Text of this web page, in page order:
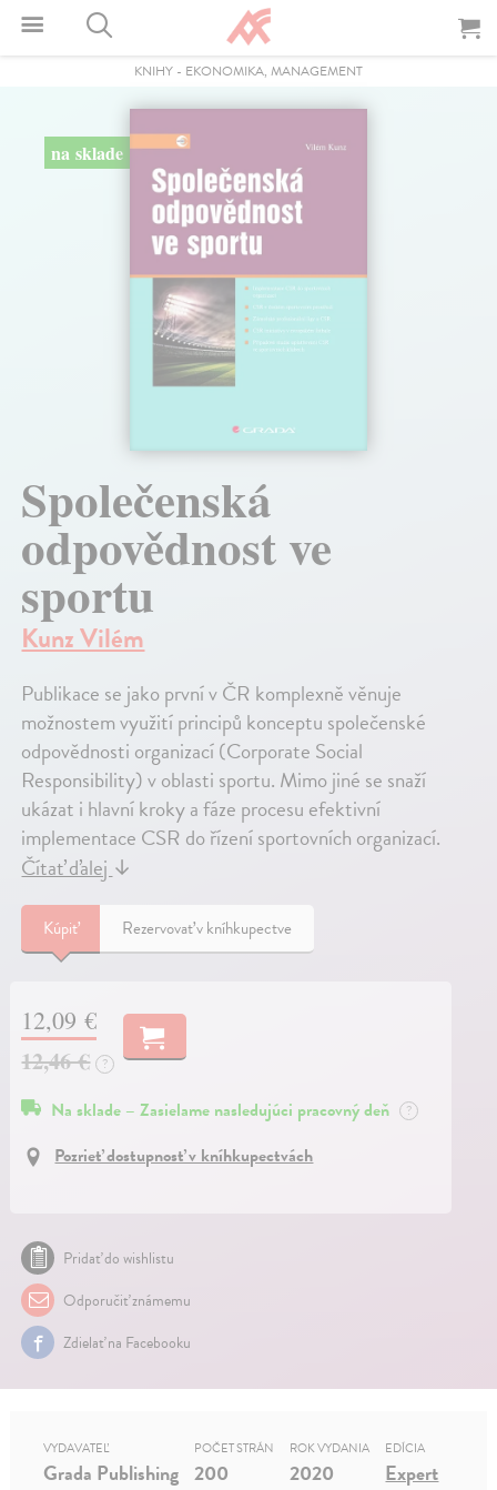
KNIHY - EKONOMIKA, MANAGEMENT
na sklade
Společenská
odpovědnost ve
sportu
Kunz Vilém
Publikace se jako první v ČR komplexně věnuje
možnostem využití principů konceptu společenské
odpovědnosti organizací (Corporate Social
Responsibility) v oblasti sportu. Mimo jiné se snaží
ukázat i hlavní kroky a fáze procesu efektivní
implementace CSR do řízení sportovních organizací.
Čítať ďalej↓
Kúpiť Rezervovať v kníhkupectve
12,09 €
12,46 €
?
Na sklade – Zasielame nasledujúci pracovný deň ?
Pozrieť dostupnosť v kníhkupectvách
Pridať do wishlistu
Odporučiť známemu
Zdielať na Facebooku
VYDAVATEĽ
Grada Publishing
POČET STRÁN
200
ROK VYDANIA
2020
EDÍCIA
Expert